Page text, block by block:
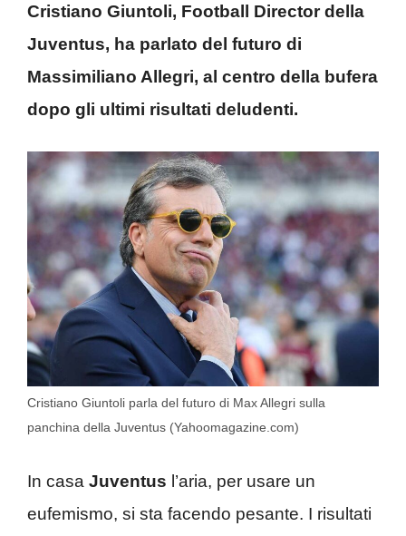
Cristiano Giuntoli, Football Director della
Juventus, ha parlato del futuro di
Massimiliano Allegri, al centro della bufera
dopo gli ultimi risultati deludenti.
Cristiano Giuntoli parla del futuro di Max Allegri sulla
panchina della Juventus (Yahoomagazine.com)
In casa Juventus l’aria, per usare un
eufemismo, si sta facendo pesante. I risultati